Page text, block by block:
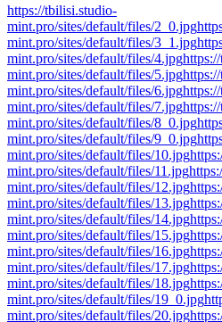
https://tbilisi.studio-
mint.pro/sites/default/files/2_0.jpg
mint.pro/sites/default/files/3_1.jpg
mint.pro/sites/default/files/4.jpg
mint.pro/sites/default/files/5.jpg
mint.pro/sites/default/files/6.jpg
mint.pro/sites/default/files/7.jpg
mint.pro/sites/default/files/8_0.jpg
mint.pro/sites/default/files/9_0.jpg
mint.pro/sites/default/files/10.jpg
mint.pro/sites/default/files/11.jpg
mint.pro/sites/default/files/12.jpg
mint.pro/sites/default/files/13.jpg
mint.pro/sites/default/files/14.jpg
mint.pro/sites/default/files/15.jpg
mint.pro/sites/default/files/16.jpg
mint.pro/sites/default/files/17.jpg
mint.pro/sites/default/files/18.jpg
mint.pro/sites/default/files/19_0.jpg
mint.pro/sites/default/files/20.jpg